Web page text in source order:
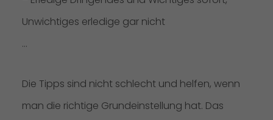
Unwichtiges erledige gar nicht
…
Die Tipps sind nicht schlecht und helfen, wenn
man die richtige Grundeinstellung hat. Das